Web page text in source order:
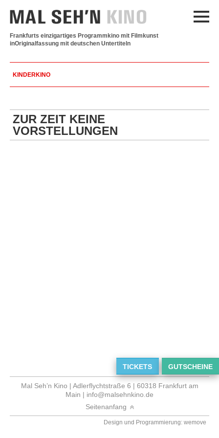
Frankfurts einzigartiges Programmkino mit Filmkunst
inOriginalfassung mit deutschen Untertiteln
KINDERKINO
TICKETS GUTSCHEINE
ZUR ZEIT KEINE
VORSTELLUNGEN
Mal Seh’n Kino | Adlerflychtstraße 6 | 60318 Frankfurt am
Main | info@malsehnkino.de
Seitenanfang
Design und Programmierung: wemove